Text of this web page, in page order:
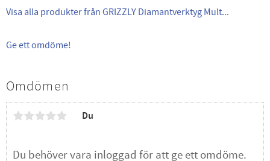
Visa alla produkter från GRIZZLY Diamantverktyg Mult...
Ge ett omdöme!
Omdömen
Du